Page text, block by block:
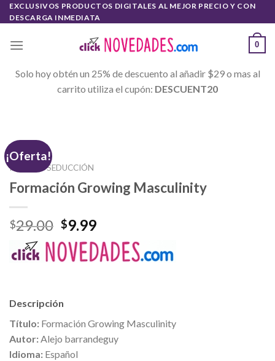
Skip
to
EXCLUSIVOS PRODUCTOS DIGITALES AL MEJOR PRECIO Y CON
DESCARGA INMEDIATA
0
Solo hoy obtén un 25% de descuento al añadir $29 o mas al
carrito utiliza el cupón: DESCUENT20
¡Oferta!
INICIO SEDUCCIÓN
Formación Growing Masculinity
$29.00 $9.99
Descripción
Título: Formación Growing Masculinity
Autor:Alejo barrandeguy
Idioma: Español